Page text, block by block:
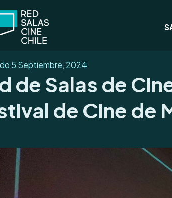
5 Septiembre, 2024
de Salas de
de Cine de